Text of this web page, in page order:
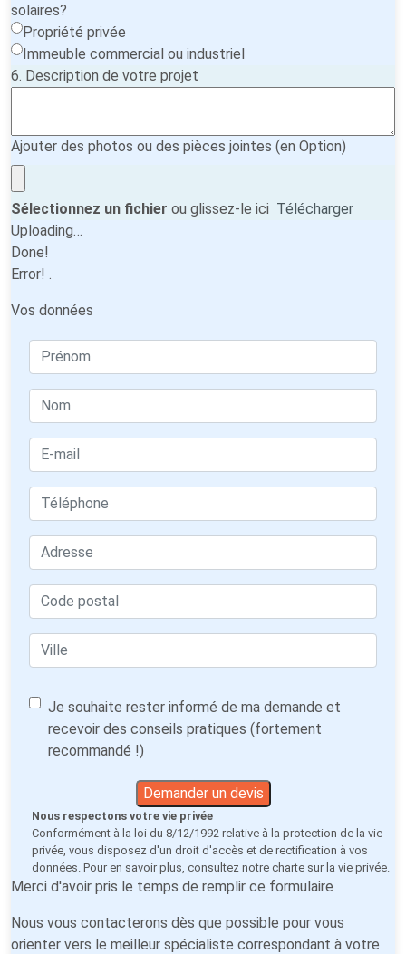
solaires?
Propriété privée
Immeuble commercial ou industriel
6. Description de votre projet
Ajouter des photos ou des pièces jointes (en Option)
Sélectionnez un fichier ou glissez-le ici Télécharger
Uploading…
Done!
Error! .
Vos données
Je souhaite rester informé de ma demande et
recevoir des conseils pratiques (fortement
recommandé !)
Demander un devis
Nous respectons votre vie privée
Conformément à la loi du 8/12/1992 relative à la protection de la vie
privée, vous disposez d'un droit d'accès et de rectification à vos
données. Pour en savoir plus, consultez notre charte sur la vie privée
Merci d'avoir pris le temps de remplir ce formulaire
Nous vous contacterons dès que possible pour vous
orienter vers le meilleur spécialiste correspondant à votre